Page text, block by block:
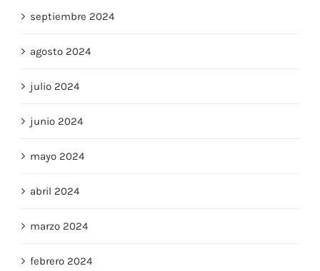
septiembre 2024
agosto 2024
julio 2024
junio 2024
mayo 2024
abril 2024
marzo 2024
febrero 2024